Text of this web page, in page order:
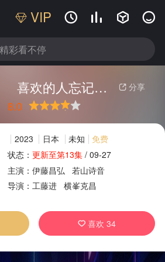
VIP    
 分享
喜欢的人忘记戴眼镜了
8.0
推荐力荐
2023 日本 未知
免费
状态： 更新至第13集/ 09-27
主演： 伊藤昌弘
若山诗音
导演： 工藤进 横峯克昌
 喜欢34